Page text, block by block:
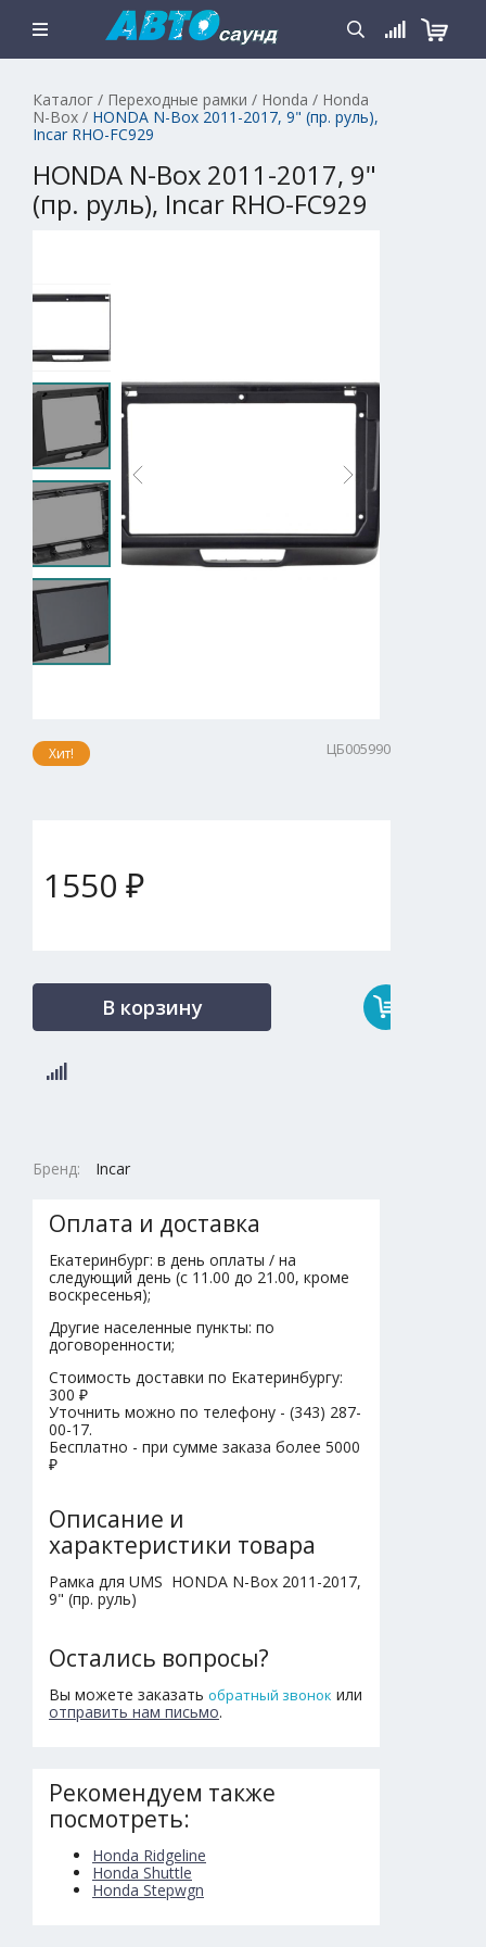
Каталог / Переходные рамки / Honda / Honda
N-Box / HONDA N-Box 2011-2017, 9" (пр. руль),
Incar RHO-FC929
HONDA N-Box 2011-2017, 9"
(пр. руль), Incar RHO-FC929
Хит! ЦБ005990
1550 ₽
В корзину
Бренд: Incar
Оплата и доставка
Екатеринбург: в день оплаты / на
следующий день (с 11.00 до 21.00, кроме
воскресенья);
Другие населенные пункты: по
договоренности;
Стоимость доставки по Екатеринбургу:
300 ₽
Уточнить можно по телефону - (343) 287-
00-17.
Бесплатно - при сумме заказа более 5000
₽
Описание и
характеристики товара
Рамка для UMS HONDA N-Box 2011-2017,
9" (пр. руль)
Остались вопросы?
Вы можете заказать обратный звонок или
отправить нам письмо.
Рекомендуем также
посмотреть:
Honda Ridgeline
Honda Shuttle
Honda Stepwgn